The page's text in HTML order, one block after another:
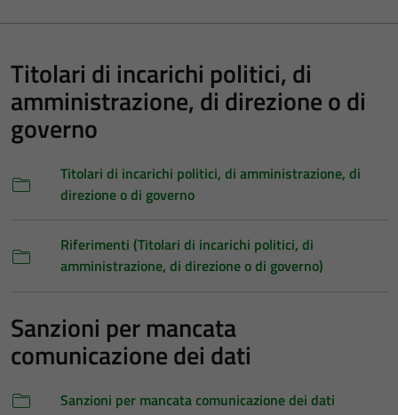
Titolari di incarichi politici, di
amministrazione, di direzione o di
governo
Titolari di incarichi politici, di amministrazione, di
direzione o di governo
Riferimenti (Titolari di incarichi politici, di
amministrazione, di direzione o di governo)
Sanzioni per mancata
comunicazione dei dati
Sanzioni per mancata comunicazione dei dati